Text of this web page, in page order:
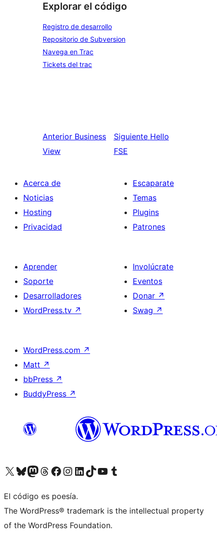
Explorar el código
Registro de desarrollo
Repositorio de Subversion
Navega en Trac
Tickets del trac
Anterior Business
View
Siguiente Hello
FSE
Acerca de
Noticias
Hosting
Privacidad
Escaparate
Temas
Plugins
Patrones
Aprender
Soporte
Desarrolladores
WordPress.tv ↗
Involúcrate
Eventos
Donar ↗
Swag ↗
WordPress.com ↗
Matt ↗
bbPress ↗
BuddyPress ↗
Visita nuestra cuenta de X (anteriormente Twitter)
Visita nuestra cuenta de Bluesky
Visita nuestra cuenta de Mastodon
Visita nuestra cuenta de Threads
Visita nuestra página de Facebook
Visita nuestra cuenta de Instagram
Visita nuestra cuenta de LinkedIn
Visita nuestra cuenta de TikTok
Visita nuestro canal de YouTube
Visita nuestra cuenta de Tumblr
El código es poesía.
The WordPress® trademark is the intellectual property
of the WordPress Foundation.